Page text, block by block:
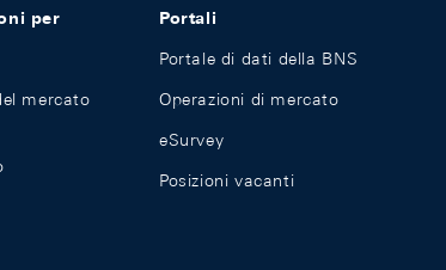
per
mercato
Portali
Portale di dati della BNS
Operazioni di mercato
eSurvey
Posizioni vacanti